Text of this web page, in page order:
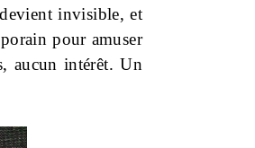
invisible, et
pour amuser
aucun intérêt. Un